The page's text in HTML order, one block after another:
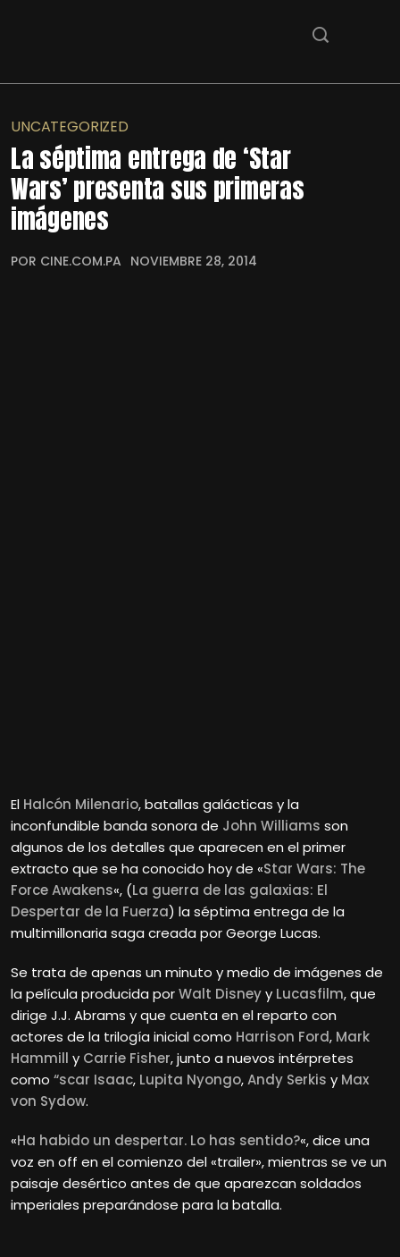
UNCATEGORIZED
La séptima entrega de ‘Star
Wars’ presenta sus primeras
imágenes
POR CINE.COM.PA NOVIEMBRE 28, 2014
El Halcón Milenario, batallas galácticas y la
inconfundible banda sonora de John Williams son
algunos de los detalles que aparecen en el primer
extracto que se ha conocido hoy de «Star Wars: The
Force Awakens«, (La guerra de las galaxias: El
Despertar de la Fuerza) la séptima entrega de la
multimillonaria saga creada por George Lucas.
Se trata de apenas un minuto y medio de imágenes de
la película producida porWalt Disneyy Lucasfilm, que
dirige J.J. Abrams y que cuenta en el reparto con
actores de la trilogía inicial como Harrison Ford, Mark
Hammill y Carrie Fisher, junto a nuevos intérpretes
como “scar Isaac, Lupita Nyongo,Andy Serkis y Max
von Sydow.
«Ha habido un despertar. Lo has sentido?«, dice una
voz en off en el comienzo del «trailer», mientras se ve un
paisaje desértico antes de que aparezcan soldados
imperiales preparándose para la batalla.